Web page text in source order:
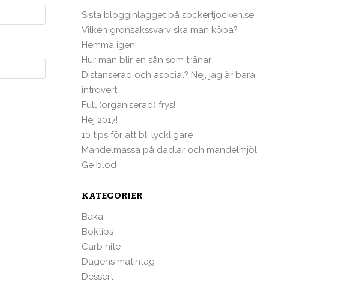
Sista blogginlägget på sockertjocken.se
Vilken grönsakssvarv ska man köpa?
Hemma igen!
Hur man blir en sån som tränar
Distanserad och asocial? Nej, jag är bara
introvert.
Full (organiserad) frys!
Hej 2017!
10 tips för att bli lyckligare
Mandelmassa på dadlar och mandelmjöl
Ge blod
KATEGORIER
Baka
Boktips
Carb nite
Dagens matintag
Dessert